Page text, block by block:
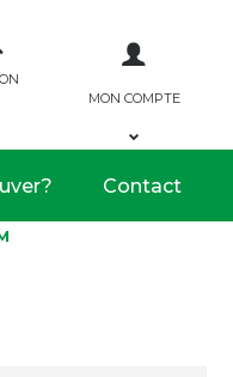
MON COMPTE
Contact